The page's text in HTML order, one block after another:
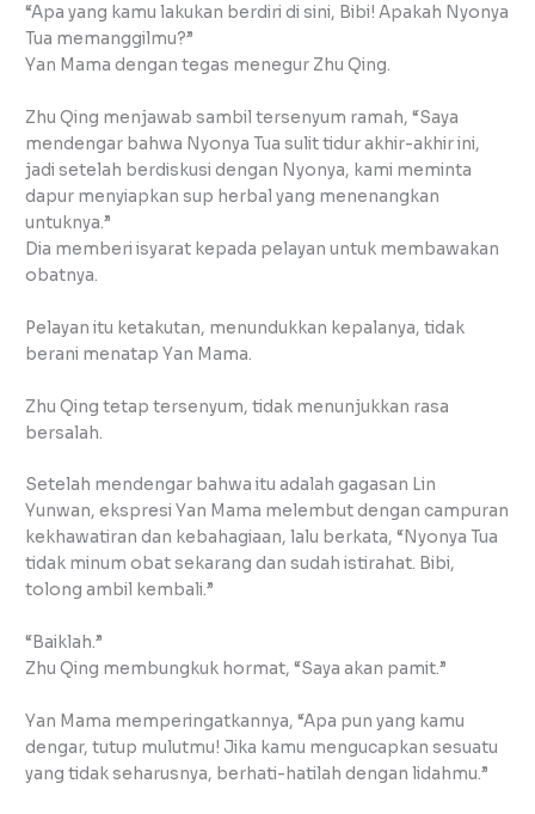
“Apa yang kamu lakukan berdiri di sini, Bibi! Apakah Nyonya
Tua memanggilmu?”
Yan Mama dengan tegas menegur Zhu Qing.
Zhu Qing menjawab sambil tersenyum ramah, “Saya
mendengar bahwa Nyonya Tua sulit tidur akhir-akhir ini,
jadi setelah berdiskusi dengan Nyonya, kami meminta
dapur menyiapkan sup herbal yang menenangkan
untuknya.”
Dia memberi isyarat kepada pelayan untuk membawakan
obatnya.
Pelayan itu ketakutan, menundukkan kepalanya, tidak
berani menatap Yan Mama.
Zhu Qing tetap tersenyum, tidak menunjukkan rasa
bersalah.
Setelah mendengar bahwa itu adalah gagasan Lin
Yunwan, ekspresi Yan Mama melembut dengan campuran
kekhawatiran dan kebahagiaan, lalu berkata, “Nyonya Tua
tidak minum obat sekarang dan sudah istirahat. Bibi,
tolong ambil kembali.”
“Baiklah.”
Zhu Qing membungkuk hormat, “Saya akan pamit.”
Yan Mama memperingatkannya, “Apa pun yang kamu
dengar, tutup mulutmu! Jika kamu mengucapkan sesuatu
yang tidak seharusnya, berhati-hatilah dengan lidahmu.”